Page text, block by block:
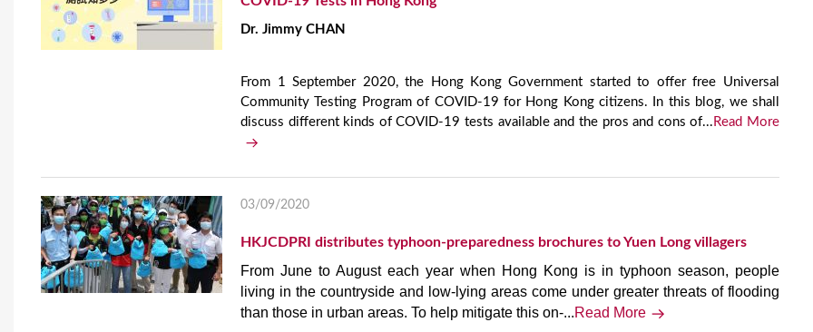
Dr. Jimmy CHAN
From 1 September 2020, the Hong Kong Government started to offer free Universal
Community Testing Program of COVID-19 for Hong Kong citizens. In this blog, we shall
discuss different kinds of COVID-19 tests available and the pros and cons of... Read More
03/09/2020
HKJCDPRI distributes typhoon-preparedness brochures to Yuen Long villagers
From June to August each year when Hong Kong is in typhoon season, people
living in the countryside and low-lying areas come under greater threats of flooding
than those in urban areas. To help mitigate this on-...Read More